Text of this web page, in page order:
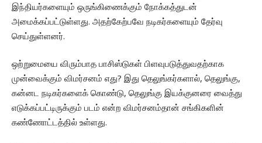
இந்தியர்களையும் ஒருங்கிணைக்கும் நோக்கத்துடன்
அமைக்கப்பட்டுள்ளது. அதற்கேற்பவே நடிகர்களையும் தேர்வு
செய்துள்ளனர்.
ஒற்றுமையை விரும்பாத பாசிஸ்டுகள் பிளவுபடுத்துவதற்காக
முன்வைக்கும் விமர்சனம் எது? இது தெலுங்கர்களால், தெலுங்கு,
கன்னட நடிகர்களைக் கொண்டு, தெலுங்கு இயக்குனரை வைத்து
எடுக்கப்பட்டிருக்கும் படம் என்ற விமர்சனம்தான் சங்கிகளின்
கண்ணோட்டத்தில் உள்ளது.